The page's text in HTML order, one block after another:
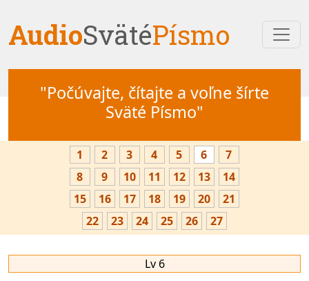
AudioSvätéPísmo
"Počúvajte, čítajte a voľne šírte
Sväté Písmo"
1 2 3 4 5 6
7
8
9 10 11 12 13
14
15
16 17 18 19 20
21
22
23 24 25 26 27
Lv 6